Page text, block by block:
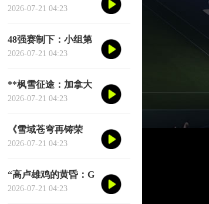
剧烈震荡：国际顶级
2026-07-21 04:23
48强赛制下：小组第
三的出局线算法与晋
2026-07-21 04:23
**枫雪征途：加拿大
足球的2026黎明之战
2026-07-21 04:23
《雪域苍穹再铸荣
光：阿根廷三冠史
2026-07-21 04:23
“高卢雄鸡的黄昏：G
组权力版图的重组与
2026-07-21 04:23